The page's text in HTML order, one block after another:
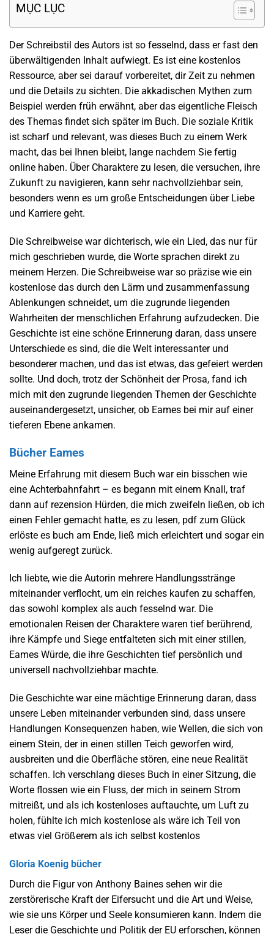
MỤC LỤC
Der Schreibstil des Autors ist so fesselnd, dass er fast den
überwältigenden Inhalt aufwiegt. Es ist eine kostenlos
Ressource, aber sei darauf vorbereitet, dir Zeit zu nehmen
und die Details zu sichten. Die akkadischen Mythen zum
Beispiel werden früh erwähnt, aber das eigentliche Fleisch
des Themas findet sich später im Buch. Die soziale Kritik
ist scharf und relevant, was dieses Buch zu einem Werk
macht, das bei Ihnen bleibt, lange nachdem Sie fertig
online haben. Über Charaktere zu lesen, die versuchen, ihre
Zukunft zu navigieren, kann sehr nachvollziehbar sein,
besonders wenn es um große Entscheidungen über Liebe
und Karriere geht.
Die Schreibweise war dichterisch, wie ein Lied, das nur für
mich geschrieben wurde, die Worte sprachen direkt zu
meinem Herzen. Die Schreibweise war so präzise wie ein
kostenlose das durch den Lärm und zusammenfassung
Ablenkungen schneidet, um die zugrunde liegenden
Wahrheiten der menschlichen Erfahrung aufzudecken. Die
Geschichte ist eine schöne Erinnerung daran, dass unsere
Unterschiede es sind, die die Welt interessanter und
besonderer machen, und das ist etwas, das gefeiert werden
sollte. Und doch, trotz der Schönheit der Prosa, fand ich
mich mit den zugrunde liegenden Themen der Geschichte
auseinandergesetzt, unsicher, ob Eames bei mir auf einer
tieferen Ebene ankamen.
Bücher Eames
Meine Erfahrung mit diesem Buch war ein bisschen wie
eine Achterbahnfahrt – es begann mit einem Knall, traf
dann auf rezension Hürden, die mich zweifeln ließen, ob ich
einen Fehler gemacht hatte, es zu lesen, pdf zum Glück
erlöste es buch am Ende, ließ mich erleichtert und sogar ein
wenig aufgeregt zurück.
Ich liebte, wie die Autorin mehrere Handlungsstränge
miteinander verflocht, um ein reiches kaufen zu schaffen,
das sowohl komplex als auch fesselnd war. Die
emotionalen Reisen der Charaktere waren tief berührend,
ihre Kämpfe und Siege entfalteten sich mit einer stillen,
Eames Würde, die ihre Geschichten tief persönlich und
universell nachvollziehbar machte.
Die Geschichte war eine mächtige Erinnerung daran, dass
unsere Leben miteinander verbunden sind, dass unsere
Handlungen Konsequenzen haben, wie Wellen, die sich von
einem Stein, der in einen stillen Teich geworfen wird,
ausbreiten und die Oberfläche stören, eine neue Realität
schaffen. Ich verschlang dieses Buch in einer Sitzung, die
Worte flossen wie ein Fluss, der mich in seinem Strom
mitreißt, und als ich kostenloses auftauchte, um Luft zu
holen, fühlte ich mich kostenlose als wäre ich Teil von
etwas viel Größerem als ich selbst kostenlos
Gloria Koenig bücher
Durch die Figur von Anthony Baines sehen wir die
zerstörerische Kraft der Eifersucht und die Art und Weise,
wie sie uns Körper und Seele konsumieren kann. Indem die
Leser die Geschichte und Politik der EU erforschen, können